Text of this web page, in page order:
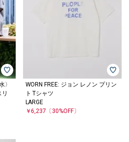
〉
WORN FREE: ジョン レノン プリン
ト Tシャツ
LARGE
￥6,237 〔30%OFF〕